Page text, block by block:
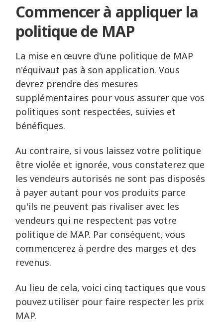
Commencer à appliquer la
politique de MAP
La mise en œuvre d'une politique de MAP
n'équivaut pas à son application. Vous
devrez prendre des mesures
supplémentaires pour vous assurer que vos
politiques sont respectées, suivies et
bénéfiques.
Au contraire, si vous laissez votre politique
être violée et ignorée, vous constaterez que
les vendeurs autorisés ne sont pas disposés
à payer autant pour vos produits parce
qu'ils ne peuvent pas rivaliser avec les
vendeurs qui ne respectent pas votre
politique de MAP. Par conséquent, vous
commencerez à perdre des marges et des
revenus.
Au lieu de cela, voici cinq tactiques que vous
pouvez utiliser pour faire respecter les prix
MAP.